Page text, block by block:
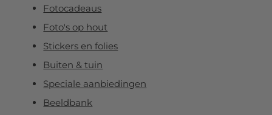
Fotocadeaus
Foto's op hout
Stickers en folies
Buiten & tuin
Speciale aanbiedingen
Beeldbank